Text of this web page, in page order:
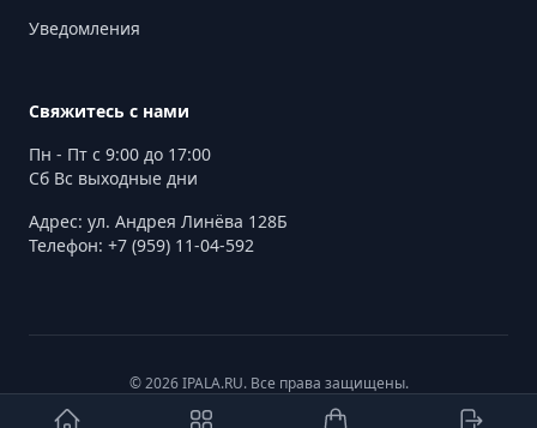
Уведомления
Свяжитесь с нами
Пн - Пт с 9:00 до 17:00
Сб Вс выходные дни
Адрес: ул. Андрея Линёва 128Б
Телефон: +7 (959) 11-04-592
© 2026 IPALA.RU. Все права защищены.